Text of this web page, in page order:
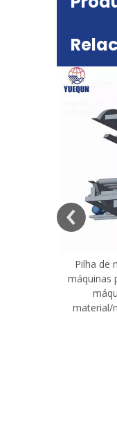
Pilha de
máquinas
material/